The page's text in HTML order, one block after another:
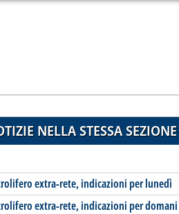
NELLA STESSA SEZIONE
extra-rete, indicazioni per lunedì
extra-rete, indicazioni per domani